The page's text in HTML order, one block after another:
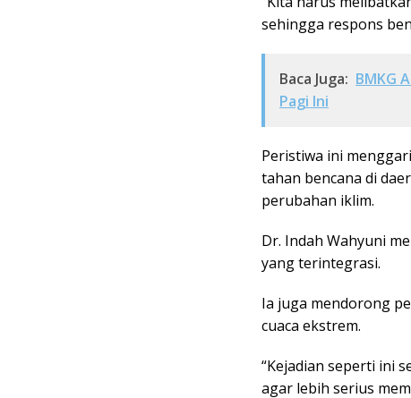
sehingga respons
Baca Juga: BMKG
Pagi Ini
Peristiwa ini
tahan bencana di
perubahan iklim.
Dr. Indah Wahyuni
yang terintegrasi.
Ia juga mendorong
cuaca ekstrem.
“Kejadian seperti ini
agar lebih serius